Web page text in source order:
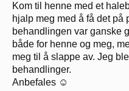
Kom til henne med et
hjalp meg med å få det på
behandlingen var ganske
både for henne og meg,
meg til å slappe av. Jeg
behandlinger.
Anbefales ☺️